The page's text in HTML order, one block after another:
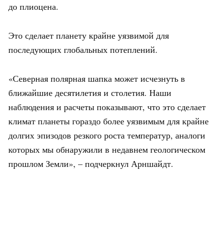
до плиоцена.
Это сделает планету крайне уязвимой для
последующих глобальных потеплений.
«Северная полярная шапка может исчезнуть в
ближайшие десятилетия и столетия. Наши
наблюдения и расчеты показывают, что это сделает
климат планеты гораздо более уязвимым для крайне
долгих эпизодов резкого роста температур, аналоги
которых мы обнаружили в недавнем геологическом
прошлом Земли», – подчеркнул Арншайдт.